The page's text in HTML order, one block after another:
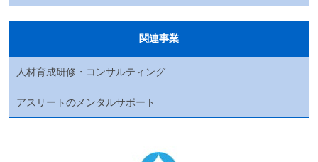
関連事業
人材育成研修・コンサルティング
アスリートのメンタルサポート